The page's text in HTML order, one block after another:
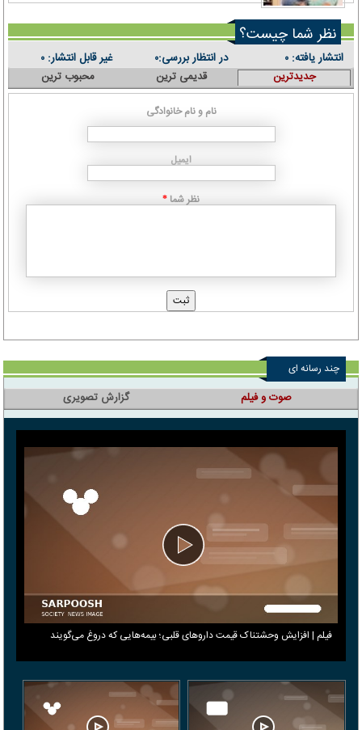
نظر شما چیست؟
انتشار یافته: ۰ در انتظار بررسی:۰ غیر قابل انتشار: ۰
جدیدترین قدیمی ترین محبوب ترین
نام و نام خانوادگی
ایمیل
نظر شما *
چند رسانه ای
صوت و فیلم
فیلم | افزایش وحشتناک قیمت داروهای قلبی؛ بیمه‌هایی که دروغ می‎‌گویند
گزارش تصویری